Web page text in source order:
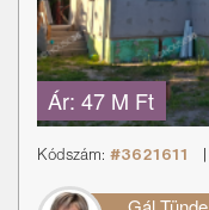
Ár: 47 M Ft
Kódszám: #3621611